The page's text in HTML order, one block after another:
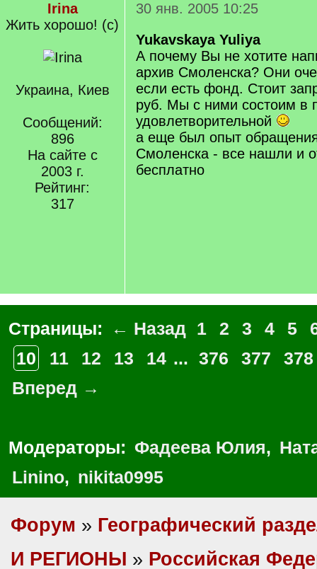
Irina
Жить хорошо! (с)
Украина, Киев
Сообщений:
896
На сайте с
2003 г.
Рейтинг:
317
30 янв. 2005 10:25
Yukavskaya Yuliya
А почему Вы не хотите
архив Смоленска? Они
если есть фонд. Стоит
руб. Мы с ними состоим в
удовлетворительной
а еще был опыт
Смоленска - все нашли и
бесплатно
Страницы: ← Назад 1 2 3 4 5
10
11 12 13 14 ... 376 377
378
Вперед →
Модераторы: Фадеева Юлия,
Linino, nikita0995
Форум » Географический
И РЕГИОНЫ » Российская